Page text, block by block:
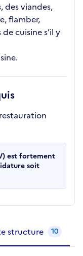
des viandes,
flamber,
cuisine s’il y
est fortement
soit
structure 10